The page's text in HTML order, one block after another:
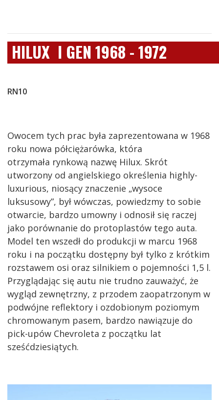
HILUX I GEN 1968 - 1972
RN10
Owocem tych prac była zaprezentowana w 1968
roku nowa półciężarówka, która
otrzymała rynkową nazwę Hilux. Skrót
utworzony od angielskiego określenia highly-
luxurious, niosący znaczenie „wysoce
luksusowy”, był wówczas, powiedzmy to sobie
otwarcie, bardzo umowny i odnosił się raczej
jako porównanie do protoplastów tego auta.
Model ten wszedł do produkcji w marcu 1968
roku i na początku dostępny był tylko z krótkim
rozstawem osi oraz silnikiem o pojemności 1,5 l.
Przyglądając się autu nie trudno zauważyć, że
wygląd zewnętrzny, z przodem zaopatrzonym w
podwójne reflektory i ozdobionym poziomym
chromowanym pasem, bardzo nawiązuje do
pick-upów Chevroleta z początku lat
sześćdziesiątych.